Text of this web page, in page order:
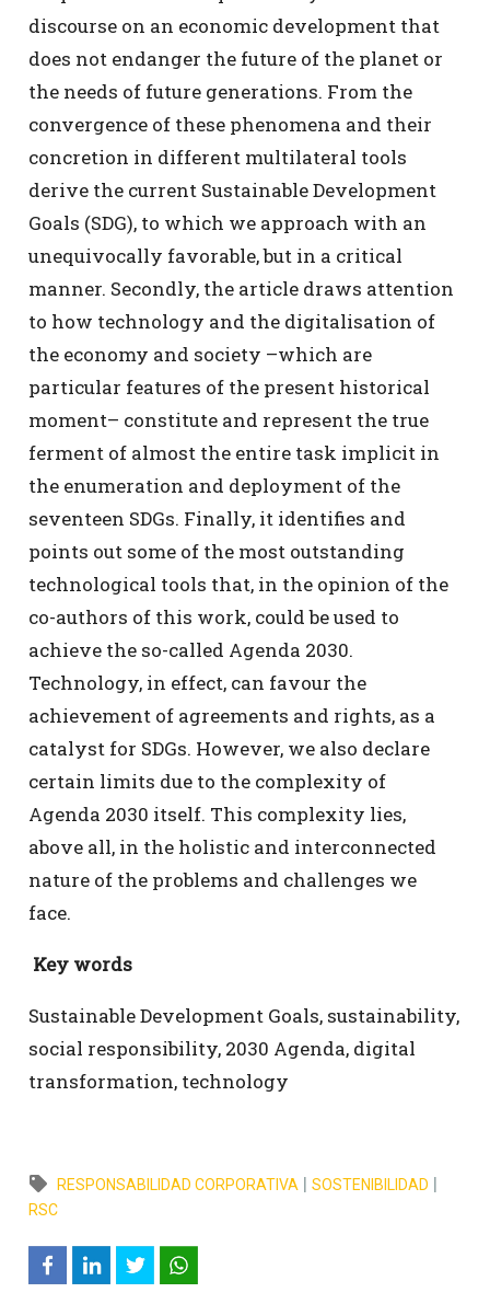
discourse on an economic development that
does not endanger the future of the planet or
the needs of future generations. From the
convergence of these phenomena and their
concretion in different multilateral tools
derive the current Sustainable Development
Goals (SDG), to which we approach with an
unequivocally favorable, but in a critical
manner. Secondly, the article draws attention
to how technology and the digitalisation of
the economy and society –which are
particular features of the present historical
moment– constitute and represent the true
ferment of almost the entire task implicit in
the enumeration and deployment of the
seventeen SDGs. Finally, it identifies and
points out some of the most outstanding
technological tools that, in the opinion of the
co-authors of this work, could be used to
achieve the so-called Agenda 2030.
Technology, in effect, can favour the
achievement of agreements and rights, as a
catalyst for SDGs. However, we also declare
certain limits due to the complexity of
Agenda 2030 itself. This complexity lies,
above all, in the holistic and interconnected
nature of the problems and challenges we
face.
Key words
Sustainable Development Goals, sustainability,
social responsibility, 2030 Agenda, digital
transformation, technology
RESPONSABILIDAD CORPORATIVA | SOSTENIBILIDAD |
RSC